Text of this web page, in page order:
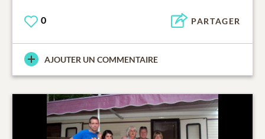
0 PARTAGER
AJOUTER UN COMMENTAIRE